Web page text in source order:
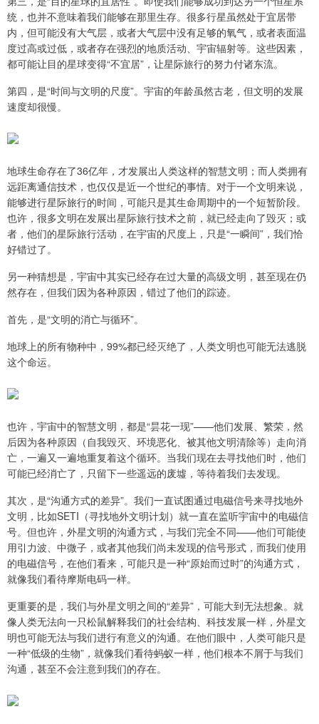
统，也并不意味着我们能够在那里生存。很多行星虽然处于宜居带
内，但可能没有大气层，或者大气层中没有足够的氧气，或者表面温
度过高或过低，或者存在强烈的地质活动、宇宙辐射等。这些因素，
都可能让目的星球变得“不宜居”，让星际旅行的努力付诸东流。
第四，是“时间与文明的尺度”。宇宙的年龄虽然古老，但文明的发展
速度却很慢。
地球生命存在了36亿年，才发展出人类这样的智慧文明；而人类拥有
远距离通信技术，也仅仅是近一个世纪的事情。对于一个文明来说，
能够进行星际旅行的时间，可能只是其生命周期中的一个短暂阶段。
也许，很多文明在发展出星际旅行技术之前，就已经走向了毁灭；或
者，他们的星际旅行活动，在宇宙的尺度上，只是“一瞬间”，我们恰
好错过了。
另一种猜想是，宇宙中其实已经存在过大量的高级文明，甚至现在仍
然存在，但我们因为各种原因，错过了他们的踪迹。
首先，是“文明的消亡与循环”。
地球上的所有物种中，99%都已经灭绝了，人类文明也可能无法逃脱
这个命运。
也许，宇宙中的智慧文明，都是“昙花一现”——他们发展、繁荣，然
后因为各种原因（自我毁灭、环境恶化、被其他文明清除等）走向消
亡，一遍又一遍地重复着这个循环。当我们现在去寻找他们时，他们
可能已经消亡了，只留下一些遥远的废墟，等待着我们去发现。
其次，是“沟通方式的差异”。我们一直试图通过电磁信号来寻找地外
文明，比如SETI（寻找地外文明计划）就一直在监听宇宙中的电磁信
号。但也许，外星文明的沟通方式，与我们完全不同——他们可能使
用引力波、中微子，或者其他我们尚未发现的信号形式，而我们使用
的电磁信号，在他们看来，可能只是一种“原始而过时”的沟通方式，
就像我们看待摩斯电码一样。
更重要的是，我们与外星文明之间的“差异”，可能大到无法想象。就
像人类无法向一只松鼠解释我们的社会结构、科技发展一样，外星文
明也可能无法与我们进行有意义的沟通。在他们眼中，人类可能只是
一种“低级的生物”，就像我们看待蚂蚁一样，他们根本不屑于与我们
沟通，甚至不会注意到我们的存在。